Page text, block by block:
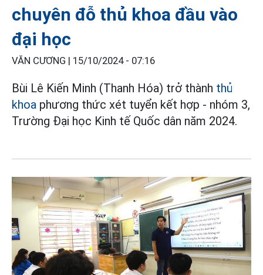
chuyên đỗ thủ khoa đầu vào
đại học
VĂN CƯƠNG | 15/10/2024 - 07:16
Bùi Lê Kiến Minh (Thanh Hóa) trở thành thủ
khoa phương thức xét tuyển kết hợp - nhóm 3,
Trường Đại học Kinh tế Quốc dân năm 2024.